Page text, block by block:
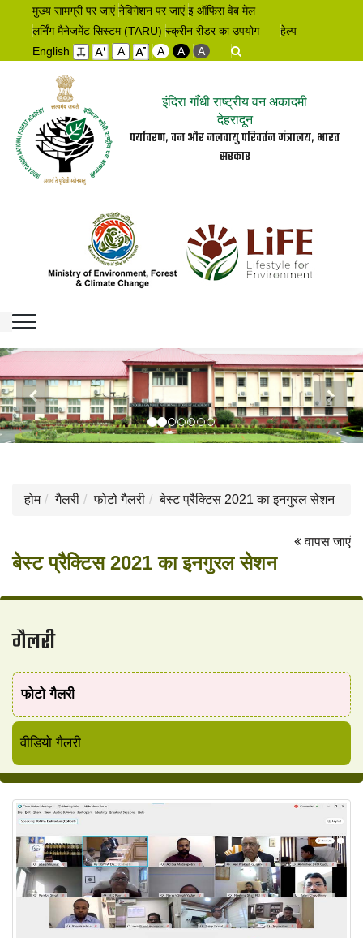
मुख्य सामग्री पर जाएं नेविगेशन पर जाएं इ ऑफिस वेब मेल
लर्निंग मैनेजमेंट सिस्टम (TARU) स्क्रीन रीडर का उपयोग
हेल्प
English
A A A A
इंदिरा गाँधी राष्ट्रीय वन अकादमी
देहरादून
पर्यावरण, वन और जलवायु परिवर्तन मंत्रालय, भारत
सरकार
Previous Next
होम गैलरी फोटो गैलरी बेस्ट प्रैक्टिस 2021 का इनगुरल सेशन
वापस जाएं
बेस्ट प्रैक्टिस 2021 का इनगुरल सेशन
गैलरी
फोटो गैलरी
वीडियो गैलरी